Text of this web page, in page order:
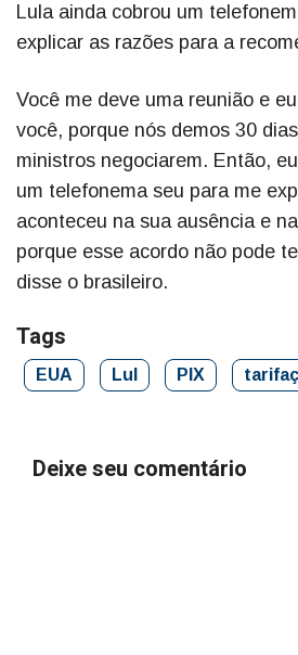
Lula ainda cobrou um
explicar as razões para a
Você me deve uma reunião e
você, porque nós demos 30
ministros negociarem. Então,
um telefonema seu para me
aconteceu na sua ausência e
porque esse acordo não pode
disse o brasileiro.
Tags
EUA Lul PIX
Deixe seu comentário